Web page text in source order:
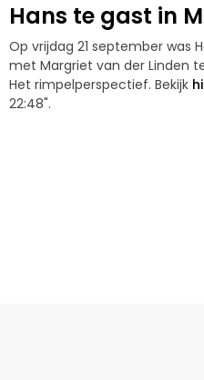
Hans te gast in M
Op vrijdag 21 september was
met Margriet van der Linden
Het rimpelperspectief. Bekijk
22:48".